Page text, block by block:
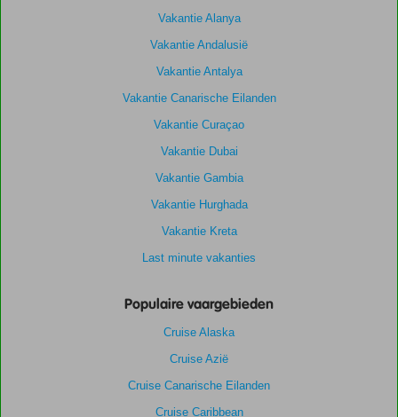
Vakantie Alanya
Vakantie Andalusië
Vakantie Antalya
Vakantie Canarische Eilanden
Vakantie Curaçao
Vakantie Dubai
Vakantie Gambia
Vakantie Hurghada
Vakantie Kreta
Last minute vakanties
Populaire vaargebieden
Cruise Alaska
Cruise Azië
Cruise Canarische Eilanden
Cruise Caribbean